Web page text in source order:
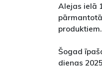
Alejas ielā
produktiem.
Šogad
dienas